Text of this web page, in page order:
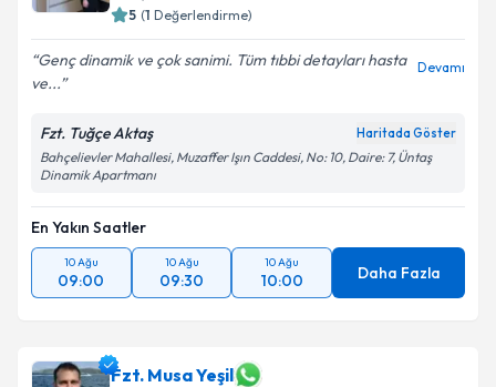
5 (1 Değerlendirme)
Genç dinamik ve çok sanimi. Tüm tıbbi detayları hasta
ve...
Devamı
Fzt. Tuğçe Aktaş Haritada Göster
Bahçelievler Mahallesi, Muzaffer Işın Caddesi, No: 10, Daire: 7, Üntaş
Dinamik Apartmanı
En Yakın Saatler
10 Ağu
09:00
10 Ağu
09:30
10 Ağu
10:00 Daha Fazla
Fzt. Musa Yeşil